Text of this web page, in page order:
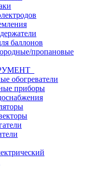
баллонов
пропановые
обогреватели
приборы